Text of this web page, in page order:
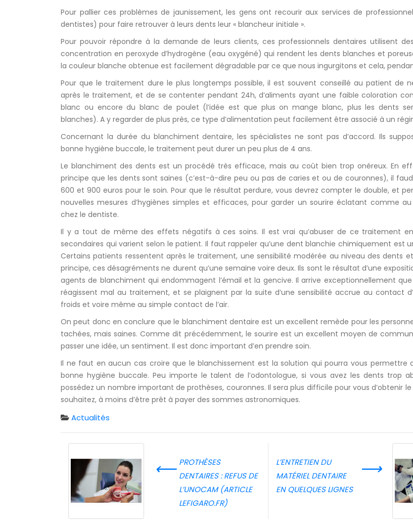
Pour pallier ces problèmes de jaunissement, les gens ont recourir aux services de
dentistes) pour faire retrouver à leurs dents leur « blancheur initiale ».
Pour pouvoir répondre à la demande de leurs clients, ces professionnels dentaires utilisent
concentration en peroxyde d’hydrogène (eau oxygéné) qui rendent les dents blanches et
la couleur blanche obtenue est facilement dégradable par ce que nous ingurgitons et cela,
Pour que le traitement dure le plus longtemps possible, il est souvent conseillé au patient de
après le traitement, et de se contenter pendant 24h, d’aliments ayant une faible coloration
blanc ou encore du blanc de poulet (l’idée est que plus on mange blanc, plus les dents
blanches). A y regarder de plus près, ce type d’alimentation peut facilement être associé à un
Concernant la durée du blanchiment dentaire, les spécialistes ne sont pas d’accord. Ils
bonne hygiène buccale, le traitement peut durer un peu plus de 4 ans.
Le blanchiment des dents est un procédé très efficace, mais au coût bien trop onéreux. En
principe que les dents sont saines (c’est-à-dire peu ou pas de caries et ou de couronnes), il
600 et 900 euros pour le soin. Pour que le résultat perdure, vous devrez compter le double, et
nouvelles mesures d’hygiènes simples et efficaces, pour garder un sourire éclatant comme
chez le dentiste.
Il y a tout de même des effets négatifs à ces soins. Il est vrai qu’abuser de ce traitement
secondaires qui varient selon le patient. Il faut rappeler qu’une dent blanchie chimiquement est
Certains patients ressentent après le traitement, une sensibilité modérée au niveau des dents
principe, ces désagréments ne durent qu’une semaine voire deux. Ils sont le résultat d’une
agents de blanchiment qui endommagent l’émail et la gencive. Il arrive exceptionnellement
réagissent mal au traitement, et se plaignent par la suite d’une sensibilité accrue au contact
froids et voire même au simple contact de l’air.
On peut donc en conclure que le blanchiment dentaire est un excellent remède pour les
tachées, mais saines. Comme dit précédemment, le sourire est un excellent moyen de
passer une idée, un sentiment. Il est donc important d’en prendre soin.
Il ne faut en aucun cas croire que le blanchissement est la solution qui pourra vous permettre
bonne hygiène buccale. Peu importe le talent de l’odontologue, si vous avez les dents trop
possédez un nombre important de prothèses, couronnes. Il sera plus difficile pour vous d’obtenir
souhaitez, à moins d’être prêt à payer des sommes astronomiques.
Actualités
⟵ PROTHÈSES
DENTAIRES : REFUS DE
L’UNOCAM (ARTICLE
LEFIGARO.FR)
L’ENTRETIEN DU
MATÉRIEL DENTAIRE
EN QUELQUES LIGNES
⟶